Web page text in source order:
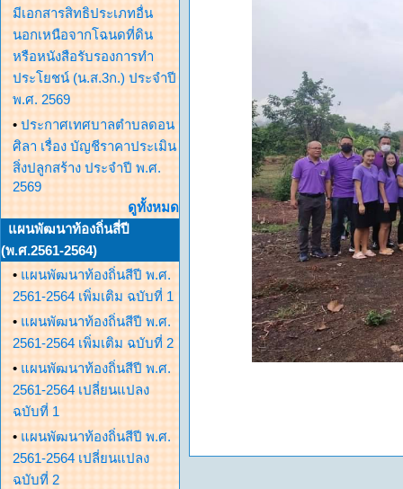
มีเอกสารสิทธิประเภทอื่น
นอกเหนือจากโฉนดที่ดิน
หรือหนังสือรับรองการทำ
ประโยชน์ (น.ส.3ก.) ประจำปี
พ.ศ. 2569
• ประกาศเทศบาลตำบลดอน
ศิลา เรื่อง บัญชีราคาประเมิน
สิ่งปลูกสร้าง ประจำปี พ.ศ.
2569
ดูทั้งหมด
แผนพัฒนาท้องถิ่นสี่ปี
(พ.ศ.2561-2564)
• แผนพัฒนาท้องถิ่นสีปี พ.ศ.
2561-2564 เพิ่มเติม ฉบับที่ 1
• แผนพัฒนาท้องถิ่นสีปี พ.ศ.
2561-2564 เพิ่มเติม ฉบับที่ 2
• แผนพัฒนาท้องถิ่นสีปี พ.ศ.
2561-2564 เปลี่ยนแปลง
ฉบับที่ 1
• แผนพัฒนาท้องถิ่นสีปี พ.ศ.
2561-2564 เปลี่ยนแปลง
ฉบับที่ 2